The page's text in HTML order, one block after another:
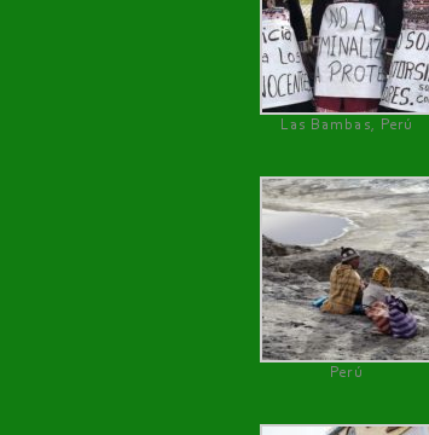
Las Bambas, Perú
Perú